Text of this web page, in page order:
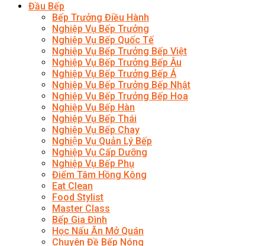
Đầu Bếp
Bếp Trưởng Điều Hành
Nghiệp Vụ Bếp Trưởng
Nghiệp Vụ Bếp Quốc Tế
Nghiệp Vụ Bếp Trưởng Bếp Việt
Nghiệp Vụ Bếp Trưởng Bếp Âu
Nghiệp Vụ Bếp Trưởng Bếp Á
Nghiệp Vụ Bếp Trưởng Bếp Nhật
Nghiệp Vụ Bếp Trưởng Bếp Hoa
Nghiệp Vụ Bếp Hàn
Nghiệp Vụ Bếp Thái
Nghiệp Vụ Bếp Chay
Nghiệp Vụ Quản Lý Bếp
Nghiệp Vụ Cấp Dưỡng
Nghiệp Vụ Bếp Phụ
Điểm Tâm Hồng Kông
Eat Clean
Food Stylist
Master Class
Bếp Gia Đình
Học Nấu Ăn Mở Quán
Chuyên Đề Bếp Nóng